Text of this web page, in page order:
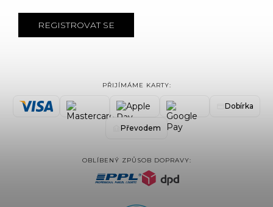
REGISTROVAT SE
PŘIJÍMÁME KARTY:
Dobírka
Převodem
OBLÍBENÝ ZPŮSOB DOPRAVY: